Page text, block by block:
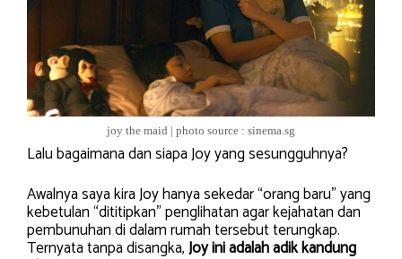
joy the maid | photo source : sinema.sg
Lalu bagaimana dan siapa Joy yang sesungguhnya?
Awalnya saya kira Joy hanya sekedar “orang baru” yang
kebetulan “dititipkan” penglihatan agar kejahatan dan
pembunuhan di dalam rumah tersebut terungkap.
Ternyata tanpa disangka,Joy ini adalah adik kandung